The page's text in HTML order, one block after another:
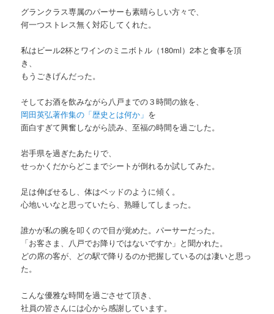
グランクラス専属のパーサーも素晴らしい方々で、
何一つストレス無く対応してくれた。
私はビール2杯とワインのミニボトル（180ml）2本と食事を頂
き、
もうごきげんだった。
そしてお酒を飲みながら八戸までの３時間の旅を、
岡田英弘著作集の「歴史とは何か」 を
面白すぎて興奮しながら読み、至福の時間を過ごした。
岩手県を過ぎたあたりで、
せっかくだからどこまでシートが倒れるか試してみた。
足は伸ばせるし、体はベッドのように傾く。
心地いいなと思っていたら、熟睡してしまった。
誰かが私の腕を叩くので目が覚めた。パーサーだった。
「お客さま、八戸でお降りではないですか」と聞かれた。
どの席の客が、どの駅で降りるのか把握しているのは凄いと思っ
た。
こんな優雅な時間を過ごさせて頂き、
社員の皆さんには心から感謝しています。